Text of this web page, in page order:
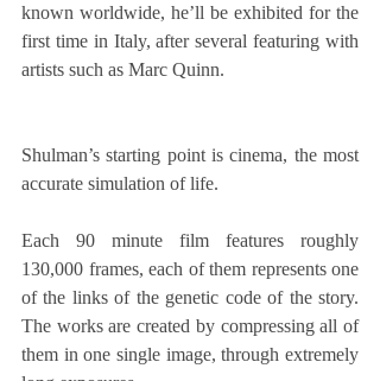
known worldwide, he’ll be exhibited for the
first time in Italy, after several featuring with
artists such as Marc Quinn.
Shulman’s starting point is cinema, the most
accurate simulation of life.
Each 90 minute film features roughly
130,000 frames, each of them represents one
of the links of the genetic code of the story.
The works are created by compressing all of
them in one single image, through extremely